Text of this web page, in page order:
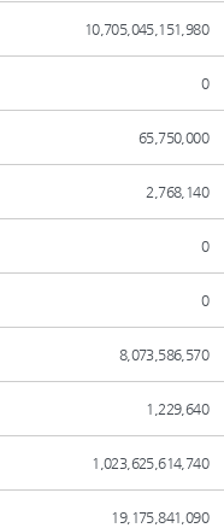
10,705,045,151,980
0
65,750,000
2,768,140
0
0
8,073,586,570
1,229,640
1,023,625,614,740
19,175,841,090